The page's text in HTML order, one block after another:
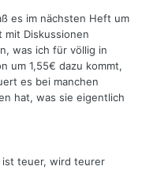
es im nächsten Heft um
mit Diskussionen
was ich für völlig in
um 1,55€ dazu kommt,
es bei manchen
hat, was sie eigentlich
ist teuer, wird teurer